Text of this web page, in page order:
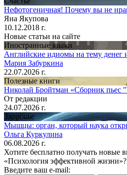
Нефотогеничная! Почему вы не
Яна Якупова
10.12.2018 г.
Новые статьи на сайте
Иностранные языки
Английские идиомы на тему денег
Мария Забуркина
22.07.2026 г.
Полезные книги
Николай Бройтман «Сборник пьес
От редакции
24.07.2026 г.
Здоровье
Мышцы: орган, который наука
Ольга Куркулина
06.08.2026 г.
Хотите бесплатно получать новые
«Психология эффективной жизни»?
Введите ваш e-mail: